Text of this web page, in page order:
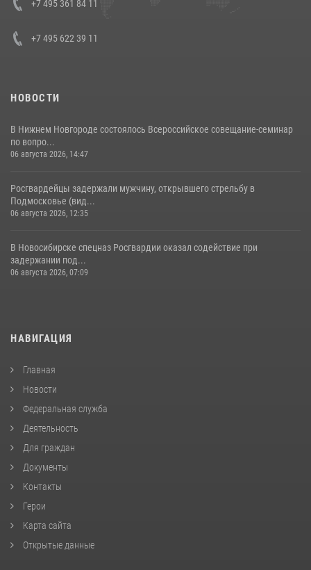
+7 495 361 84 11
+7 495 622 39 11
НОВОСТИ
В Нижнем Новгороде состоялось Всероссийское совещание-семинар
по вопро...
06 августа 2026, 14:47
Росгвардейцы задержали мужчину, открывшего стрельбу в
Подмосковье (вид...
06 августа 2026, 12:35
В Новосибирске спецназ Росгвардии оказал содействие при
задержании под...
06 августа 2026, 07:09
НАВИГАЦИЯ
Главная
Новости
Федеральная служба
Деятельность
Для граждан
Документы
Контакты
Герои
Карта сайта
Открытые данные